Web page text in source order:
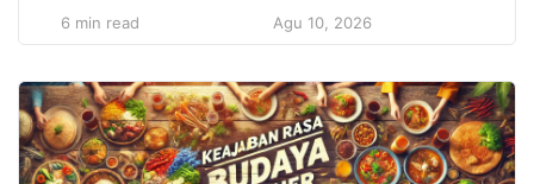
menuju integrasi digital yang menyeluruh. Dunia
agresif terhadap perubahan. Selain itu,
perkembangan teknologi menciptakan peluang besar
bagi inovator untuk memecahkan tantangan dunia
nyata. Dengan demikian, […]
6 min read Agu 10, 2026